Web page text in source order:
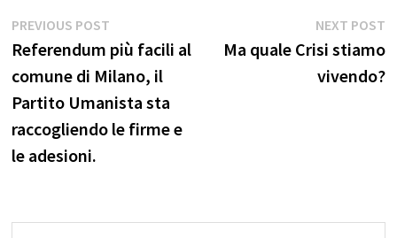
Navigazione
articoli
PREVIOUS POSTPrevious
post:
Referendum più facili al
comune di Milano, il
Partito Umanista sta
raccogliendo le firme e
le adesioni.
NEXT POST
Ma quale Crisi stiamo
vivendo?